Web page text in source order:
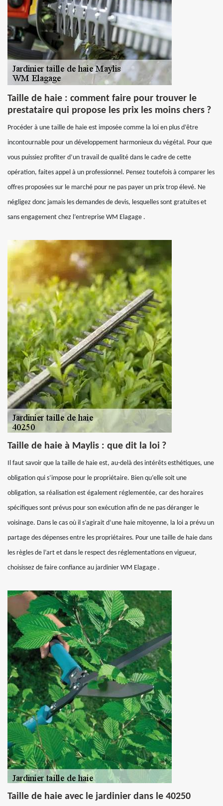
Taille de haie : comment faire pour trouver le
prestataire qui propose les prix les moins chers ?
Procéder à une taille de haie est imposée comme la loi en plus d’être
incontournable pour un développement harmonieux du végétal. Pour que
vous puissiez profiter d’un travail de qualité dans le cadre de cette
opération, faites appel à un professionnel. Pensez toutefois à comparer les
offres proposées sur le marché pour ne pas payer un prix trop élevé. Ne
négligez donc jamais les demandes de devis, lesquelles sont gratuites et
sans engagement chez l’entreprise WM Elagage .
Taille de haie à Maylis : que dit la loi ?
Il faut savoir que la taille de haie est, au-delà des intérêts esthétiques, une
obligation qui s’impose pour le propriétaire. Bien qu’elle soit une
obligation, sa réalisation est également réglementée, car des horaires
spécifiques sont prévus pour son exécution afin de ne pas déranger le
voisinage. Dans le cas où il s’agirait d’une haie mitoyenne, la loi a prévu un
partage des dépenses entre les propriétaires. Pour une taille de haie dans
les règles de l’art et dans le respect des réglementations en vigueur,
choisissez de faire confiance au jardinier WM Elagage .
Taille de haie avec le jardinier dans le 40250